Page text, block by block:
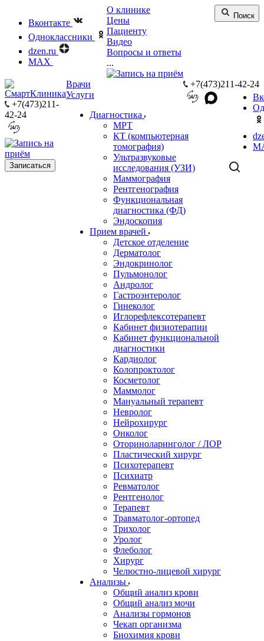
Вконтакте
Одноклассники
dzen.ru
MAX
Поиск
О клинике
Цены
Пациенту
Видео
Вопросы и ответы
...
+7(473)211-42-24
+7(473)211-
42-24
Записаться
Врачи
Услуги
Диагностика
МРТ
КТ (компьютерная
томография)
Ультразвуковые
исследования (УЗИ)
Маммография
Рентгенография
Функциональная
диагностика (ФД)
Эндоскопия
Прием врачей
Детское отделение
Дерматолог
Эндокринолог
Пульмонолог
Андролог
Гастроэнтеролог
Гинеколог
Иглорефлексотерапевт
Кабинет физиотерапии
Кабинет функциональной
диагностики
Кардиолог
Колопроктолог
Косметолог
Маммолог
Мануальный терапевт
Невролог
Нейрохирург
Онколог
Оториноларинголог / ЛОР
Пластический хирург
Психотерапевт
Психиатр
Ревматолог
Рентгенолог
Терапевт
Травматолог-ортопед
Трихолог
Уролог
Флеболог
Хирург
Челюстно-лицевой хирург
Анализы
Общий анализ крови
Общий анализ мочи
Анализы гормонов
Чекап организма
Биохимия крови